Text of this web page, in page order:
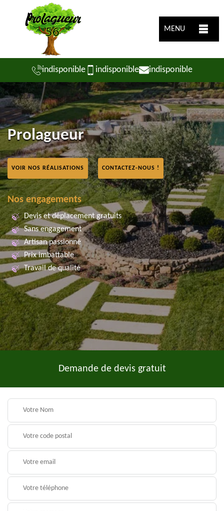
MENU
indisponible indisponible indisponible
Prolagueur
VOIR NOS RÉALISATIONS CONTACTEZ-NOUS !
Nos engagements
Devis et déplacement gratuits
Sans engagement
Artisan passionné
Prix imbattable
Travail de qualité
Demande de devis gratuit